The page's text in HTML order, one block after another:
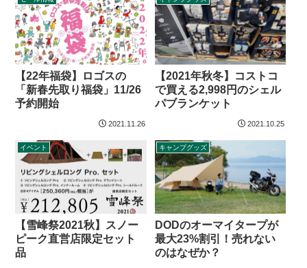
【22年福袋】ロゴスの
「新春先取り福袋」11/26
予約開始
2021.11.26
【2021年秋冬】コストコ
で買える2,998円のシェル
パブランケット
2021.10.25
イベント
【雪峰祭2021秋】スノー
ピーク直営店限定セット
品
キャンプグッズ
DODのオーマイタープが
最大23%割引！売れない
のはなぜか？